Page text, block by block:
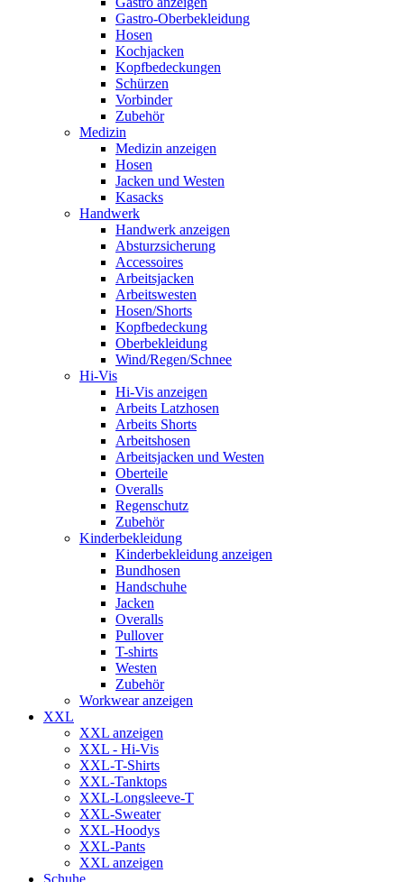
Gastro-Oberbekleidung
Hosen
Kochjacken
Kopfbedeckungen
Schürzen
Vorbinder
Zubehör
Medizin
Medizin anzeigen
Hosen
Jacken und Westen
Kasacks
Handwerk
Handwerk anzeigen
Absturzsicherung
Accessoires
Arbeitsjacken
Arbeitswesten
Hosen/Shorts
Kopfbedeckung
Oberbekleidung
Wind/Regen/Schnee
Hi-Vis
Hi-Vis anzeigen
Arbeits Latzhosen
Arbeits Shorts
Arbeitshosen
Arbeitsjacken und Westen
Oberteile
Overalls
Regenschutz
Zubehör
Kinderbekleidung
Kinderbekleidung anzeigen
Bundhosen
Handschuhe
Jacken
Overalls
Pullover
T-shirts
Westen
Zubehör
Workwear anzeigen
XXL
XXL anzeigen
XXL - Hi-Vis
XXL-T-Shirts
XXL-Tanktops
XXL-Longsleeve-T
XXL-Sweater
XXL-Hoodys
XXL-Pants
XXL anzeigen
Schuhe